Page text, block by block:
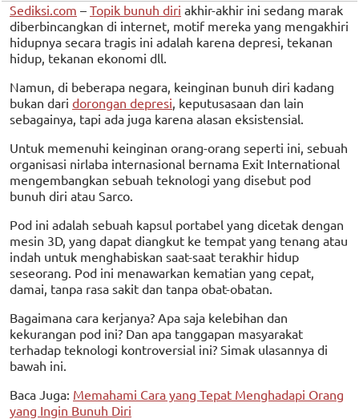
Sediksi.com – Topik bunuh diri akhir-akhir ini sedang marak
diberbincangkan di internet, motif mereka yang mengakhiri
hidupnya secara tragis ini adalah karena depresi, tekanan
hidup, tekanan ekonomi dll.
Namun, di beberapa negara, keinginan bunuh diri kadang
bukan dari dorongan depresi , keputusasaan dan lain
sebagainya, tapi ada juga karena alasan eksistensial.
Untuk memenuhi keinginan orang-orang seperti ini, sebuah
organisasi nirlaba internasional bernama Exit International
mengembangkan sebuah teknologi yang disebut pod
bunuh diri atau Sarco.
Pod ini adalah sebuah kapsul portabel yang dicetak dengan
mesin 3D, yang dapat diangkut ke tempat yang tenang atau
indah untuk menghabiskan saat-saat terakhir hidup
seseorang. Pod ini menawarkan kematian yang cepat,
damai, tanpa rasa sakit dan tanpa obat-obatan.
Bagaimana cara kerjanya? Apa saja kelebihan dan
kekurangan pod ini? Dan apa tanggapan masyarakat
terhadap teknologi kontroversial ini? Simak ulasannya di
bawah ini.
Baca Juga: Memahami Cara yang Tepat Menghadapi Orang
yang Ingin Bunuh Diri